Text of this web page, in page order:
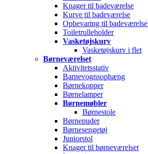
Knager til badeværelse
Kurve til badeværelse
Opbevaring til badeværelse
Toiletrulleholder
Vasketøjskurv
Vasketøjskurv i flet
Børneværelset
Aktivitetsstativ
Barnevognsophæng
Børnekopper
Børnelamper
Børnemøbler
Børnestole
Børnepuder
Børnesengetøj
Juniorstol
Knager til børneværelset